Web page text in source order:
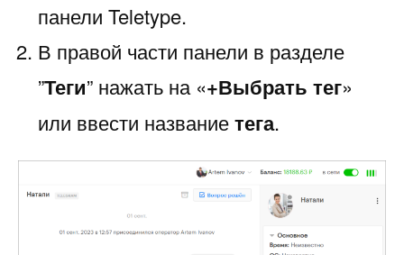
панели Teletype.
В правой части панели в разделе
”Теги” нажать на «+Выбрать тег»
или ввести названиетега.